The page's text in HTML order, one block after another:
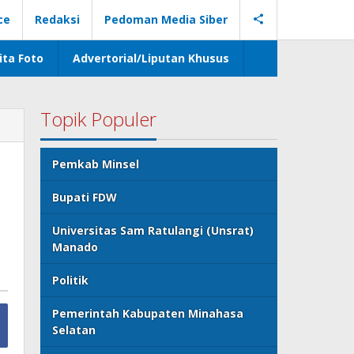
Redaksi Pedoman Media Siber
Foto Advertorial/Liputan Khusus
Topik Populer
Pemkab Minsel
Bupati FDW
Universitas Sam Ratulangi (Unsrat)
Manado
Politik
Pemerintah Kabupaten Minahasa
Selatan